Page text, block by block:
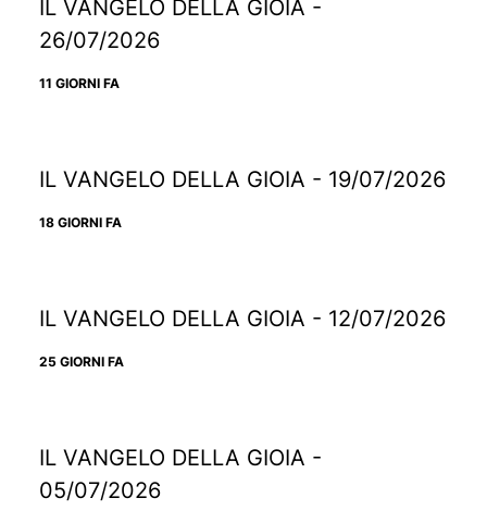
IL VANGELO DELLA GIOIA -
26/07/2026
11 GIORNI FA
IL VANGELO DELLA GIOIA - 19/07/2026
18 GIORNI FA
IL VANGELO DELLA GIOIA - 12/07/2026
25 GIORNI FA
IL VANGELO DELLA GIOIA -
05/07/2026